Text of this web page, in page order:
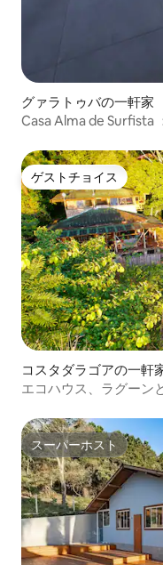
グァラトゥバの一軒家
Casa Alma de Surfista
ゲストチョイス
ゲストチョイス
コスタダラゴアの一軒
エコハウス、ラグーン
スーパーホスト
スーパーホスト